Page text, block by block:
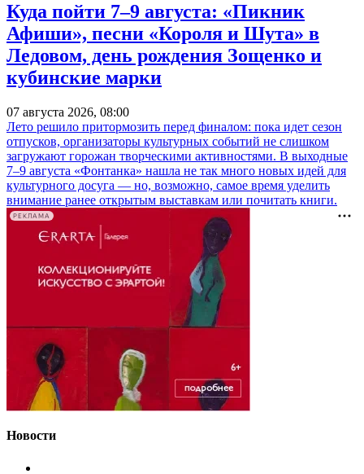
Куда пойти 7–9 августа: «Пикник
Афиши», песни «Короля и Шута» в
Ледовом, день рождения Зощенко и
кубинские марки
07 августа 2026, 08:00
Лето решило притормозить перед финалом: пока идет сезон
отпусков, организаторы культурных событий не слишком
загружают горожан творческими активностями. В выходные
7–9 августа «Фонтанка» нашла не так много новых идей для
культурного досуга — но, возможно, самое время уделить
внимание ранее открытым выставкам или почитать книги.
РЕКЛАМА
Новости